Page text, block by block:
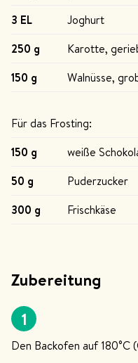
3 EL
Joghurt
250 g
Karotte,
150 g
Walnüsse,
Für das Frosting:
150 g
weiße
50 g
Puderzucker
300 g
Frischkäse
Zubereitung
1
Den Backofen auf